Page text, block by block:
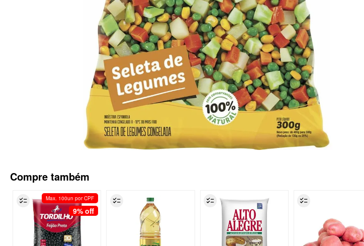
Compre também
Max. 100un por CPF
9% off